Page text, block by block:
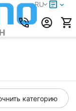
RU
категорию